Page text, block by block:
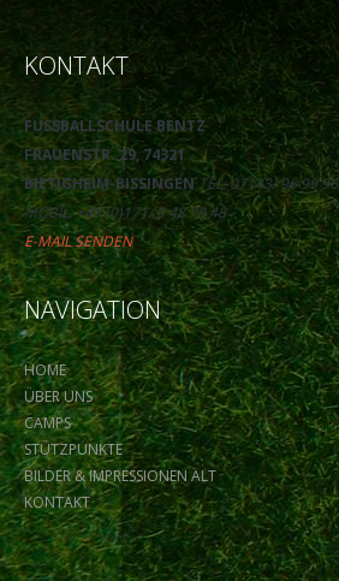
KONTAKT
FUSSBALLSCHULE BENTZ
FRAUENSTR. 29, 74321
BIETIGHEIM-BISSINGENTEL: 07143/ 96 99 96
MOBIL: +49 (0)171/ 9 48 78 48
E-MAIL SENDEN
NAVIGATION
HOME
ÜBER UNS
CAMPS
STÜTZPUNKTE
BILDER & IMPRESSIONEN ALT
KONTAKT